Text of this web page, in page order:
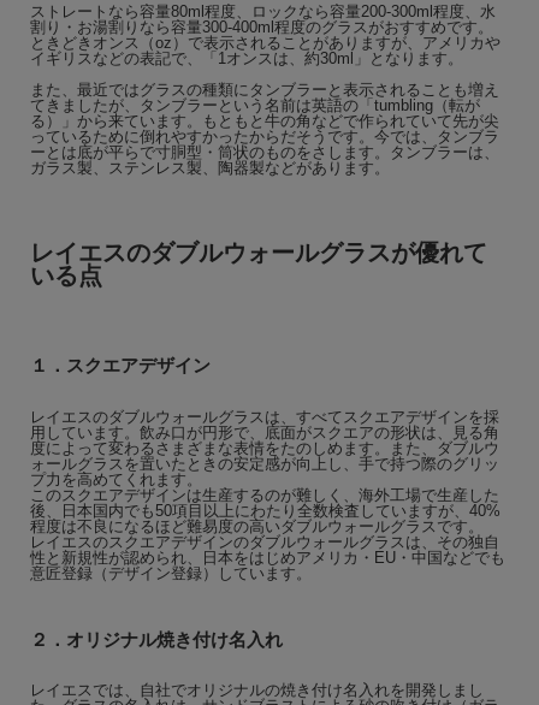
ストレートなら容量80ml程度、ロックなら容量200-300ml程度、水
割り・お湯割りなら容量300-400ml程度のグラスがおすすめです。
ときどきオンス（oz）で表示されることがありますが、アメリカや
イギリスなどの表記で、「1オンスは、約30ml」となります。
また、最近ではグラスの種類にタンブラーと表示されることも増え
てきましたが、タンブラーという名前は英語の「tumbling（転が
る）」から来ています。もともと牛の角などで作られていて先が尖
っているために倒れやすかったからだそうです。今では、タンブラ
ーとは底が平らで寸胴型・筒状のものをさします。タンブラーは、
ガラス製、ステンレス製、陶器製などがあります。
レイエスのダブルウォールグラスが優れて
いる点
１．スクエアデザイン
レイエスのダブルウォールグラスは、すべてスクエアデザインを採
用しています。飲み口が円形で、底面がスクエアの形状は、見る角
度によって変わるさまざまな表情をたのしめます。また、ダブルウ
ォールグラスを置いたときの安定感が向上し、手で持つ際のグリッ
プ力を高めてくれます。
このスクエアデザインは生産するのが難しく、海外工場で生産した
後、日本国内でも50項目以上にわたり全数検査していますが、40%
程度は不良になるほど難易度の高いダブルウォールグラスです。
レイエスのスクエアデザインのダブルウォールグラスは、その独自
性と新規性が認められ、日本をはじめアメリカ・EU・中国などでも
意匠登録（デザイン登録）しています。
２．オリジナル焼き付け名入れ
レイエスでは、自社でオリジナルの焼き付け名入れを開発しまし